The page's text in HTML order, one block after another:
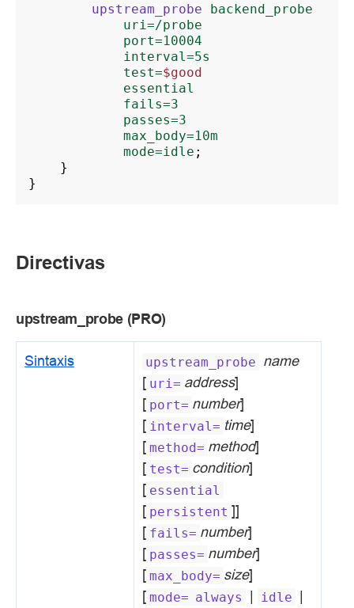
upstream_probe
backend_probe
uri=/probe
port=10004
interval=5s
test=$good
essential
fails=3
passes=3
max_body=10m
mode=idle ;
}
}
Directivas
upstream_probe (PRO)
Sintaxis upstream_probe name
[ uri= address]
[ port= number]
[ interval= time]
[ method= method]
[ test= condition]
[ essential
[ persistent ]]
[ fails= number]
[ passes= number]
[ max_body= size]
[ mode= always | idle |